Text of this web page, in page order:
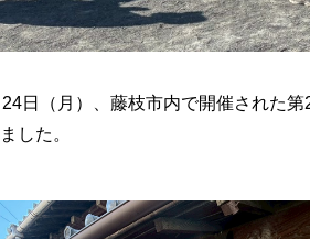
日（月）、藤枝市内で開催された
した。